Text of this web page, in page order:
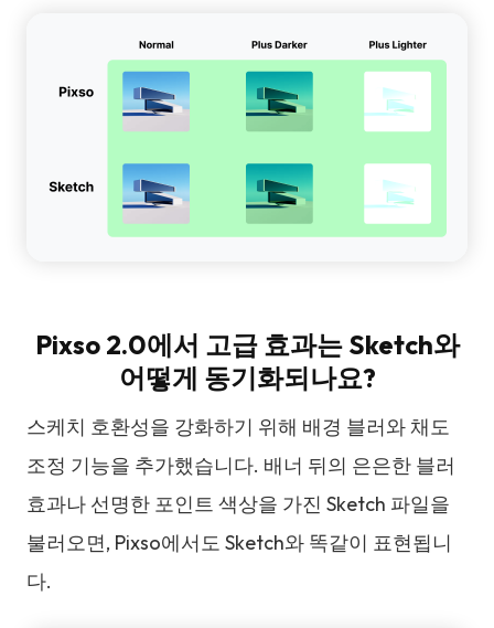
Pixso 2.0에서 고급 효과는 Sketch와
어떻게 동기화되나요?
스케치 호환성을 강화하기 위해 배경 블러와 채도
조정 기능을 추가했습니다. 배너 뒤의 은은한 블러
효과나 선명한 포인트 색상을 가진 Sketch 파일을
불러오면, Pixso에서도 Sketch와 똑같이 표현됩니
다.